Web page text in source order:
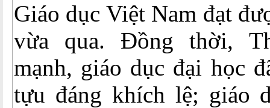
Giáo dục Việt Nam đạt
vừa qua. Đồng thời,
mạnh, giáo dục đại học
tựu đáng khích lệ; giáo